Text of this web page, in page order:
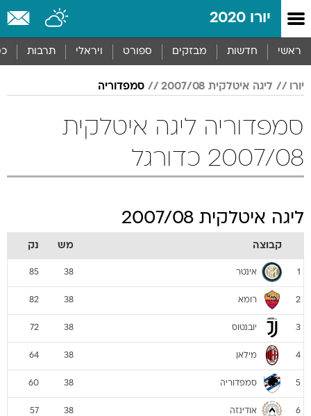
יורו 2020
ראשי חדשות מבזקים ספורט ויראלי תרבות
יורו ליגה איטלקית 2007/08 סמפדוריה
סמפדוריה ליגה איטלקית
2007/08 כדורגל
ליגה איטלקית 2007/08
קבוצה מש נק
1 אינטר 38
85
2 רומא 38
82
3 יובנטוס 38
72
4 מילאן 38
64
5 סמפדוריה 38
60
6 אודינזה 38
57